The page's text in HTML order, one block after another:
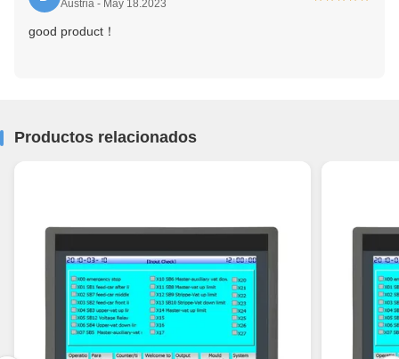
Austria - May 18.2023
good product！
Productos relacionados